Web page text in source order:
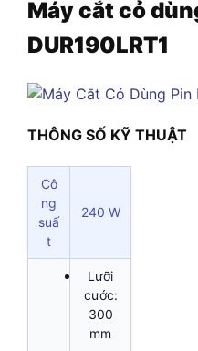
Máy cắt cỏ
DUR190LRT1
THÔNG SỐ KỸ THUẬT
Cô
ng
suấ
t
240 W
Lưỡi
cước:
300
mm